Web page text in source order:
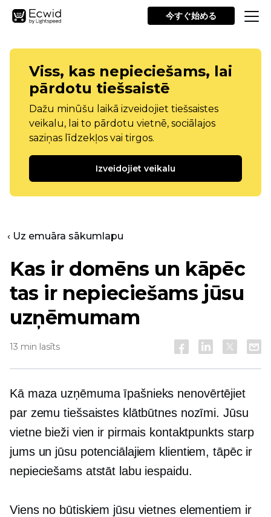
今すぐ始める
Viss, kas nepieciešams, lai
pārdotu tiešsaistē
Dažu minūšu laikā izveidojiet tiešsaistes
veikalu, lai to pārdotu vietnē, sociālajos
saziņas līdzekļos vai tirgos.
Izveidojiet veikalu
‹ Uz emuāra sākumlapu
Kas ir domēns un kāpēc
tas ir nepieciešams jūsu
uzņēmumam
13 min lasīts
Kā maza uzņēmuma īpašnieks nenovērtējiet
par zemu tiešsaistes klātbūtnes nozīmi. Jūsu
vietne bieži vien ir pirmais kontaktpunkts starp
jums un jūsu potenciālajiem klientiem, tāpēc ir
nepieciešams atstāt labu iespaidu.
Viens no būtiskiem jūsu vietnes elementiem ir